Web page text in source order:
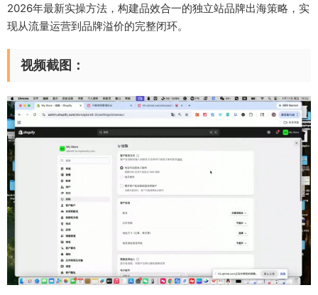
2026年最新实操方法，构建品效合一的独立站品牌出海策略，实
现从流量运营到品牌溢价的完整闭环。
视频截图：